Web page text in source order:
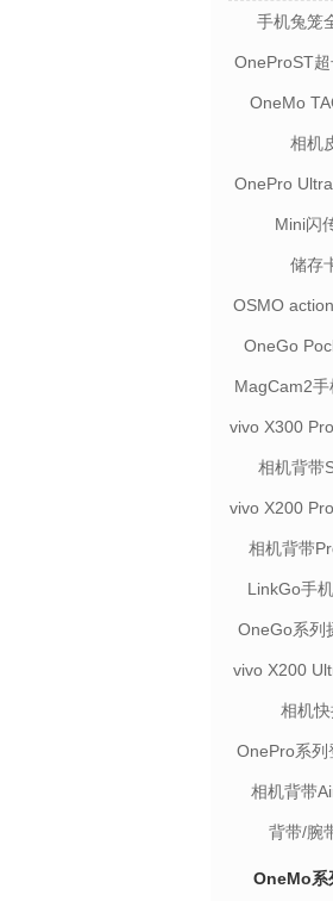
手机兔笼
OneProST
OneMo
相机
OnePro
Mini闪
储存
OSMO
OneGo
MagCam2
vivo X300
装
相机背带
vivo X200
相机背带
LinkGo手
OneGo系列
vivo X200
套
相机
OnePro系列
相机背带
背带/腕
OneMo系